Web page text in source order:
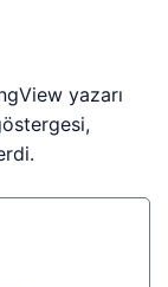
yazarı